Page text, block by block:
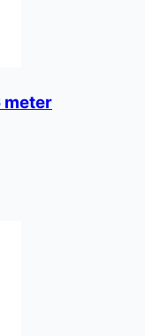
meter